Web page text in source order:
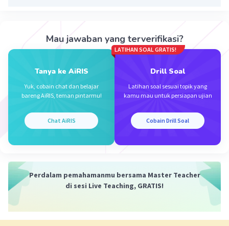
Mau jawaban yang terverifikasi?
Tanya ke AiRIS
Yuk, cobain chat dan belajar
bareng AiRIS, teman pintarmu!
Chat AiRIS
LATIHAN SOAL GRATIS!
Drill Soal
Latihan soal sesuai topik yang
kamu mau untuk persiapan ujian
Cobain Drill Soal
Perdalam pemahamanmu bersama Master Teacher
di sesi Live Teaching, GRATIS!